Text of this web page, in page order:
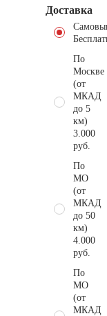
Доставка
По
Москве
(от
МКАД
до 5
км)
3.000
руб.
По
МО
(от
МКАД
до 50
км)
4.000
руб.
По
МО
(от
МКАД